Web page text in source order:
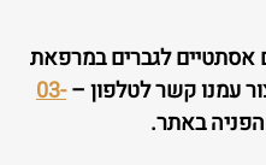
אסתטיים לגברים במרפאת
עמנו קשר לטלפון –03-
באתר.